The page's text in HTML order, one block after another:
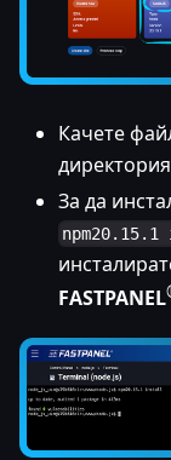
Качете
За да
FASTPANEL